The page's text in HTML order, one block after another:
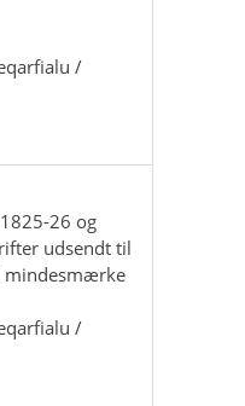
/
26 og
udsendt til
mindesmærke
/